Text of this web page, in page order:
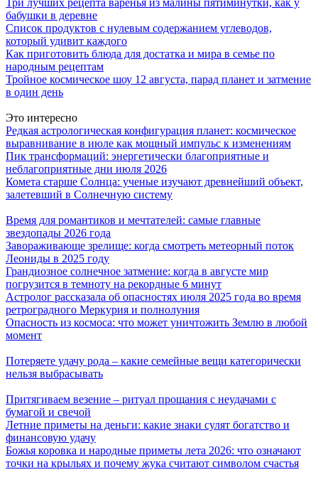
Три лучших рецепта варенья из малины пятиминутки, как у
бабушки в деревне
Список продуктов с нулевым содержанием углеводов,
который удивит каждого
Как приготовить блюда для достатка и мира в семье по
народным рецептам
Тройное космическое шоу 12 августа, парад планет и затмение
в один день
Это интересно
Редкая астрологическая конфигурация планет: космическое
выравнивание в июле как мощный импульс к изменениям
Пик трансформаций: энергетически благоприятные и
неблагоприятные дни июля 2026
Комета старше Солнца: ученые изучают древнейший объект,
залетевший в Солнечную систему
Время для романтиков и мечтателей: самые главные
звездопады 2026 года
Завораживающе зрелище: когда смотреть метеорный поток
Леониды в 2025 году
Грандиозное солнечное затмение: когда в августе мир
погрузится в темноту на рекордные 6 минут
Астролог рассказала об опасностях июля 2025 года во время
ретроградного Меркурия и полнолуния
Опасность из космоса: что может уничтожить Землю в любой
момент
Потеряете удачу рода – какие семейные вещи категорически
нельзя выбрасывать
Притягиваем везение – ритуал прощания с неудачами с
бумагой и свечой
Летние приметы на деньги: какие знаки сулят богатство и
финансовую удачу
Божья коровка и народные приметы лета 2026: что означают
точки на крыльях и почему жука считают символом счастья